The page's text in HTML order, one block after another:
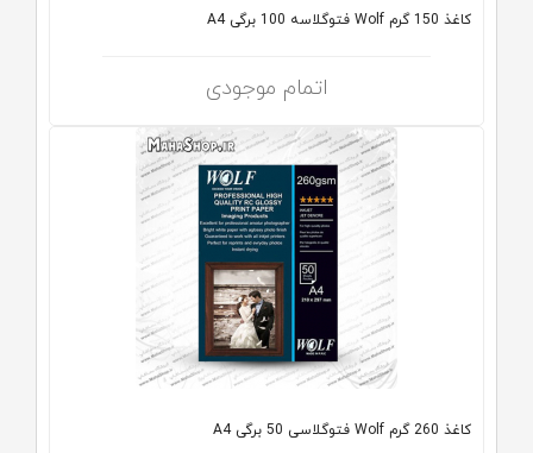
کاغذ 150 گرم Wolf فتوگلاسه 100 برگی A4
اتمام موجودی
کاغذ 260 گرم Wolf فتوگلاسی 50 برگی A4